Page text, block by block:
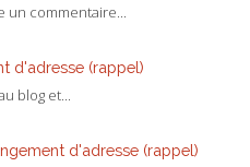
commentaire...
d'adresse (rappel)
blog et...
d'adresse (rappel)